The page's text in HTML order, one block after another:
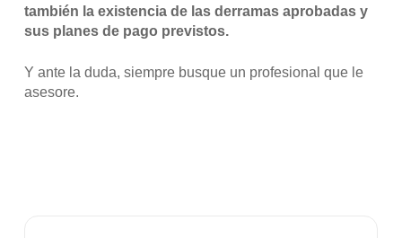
también la existencia de las derramas aprobadas y
sus planes de pago previstos.
Y ante la duda, siempre busque un profesional que le
asesore.